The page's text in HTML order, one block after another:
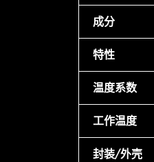
成分
特性
温度系数
工作温度
封装/外壳